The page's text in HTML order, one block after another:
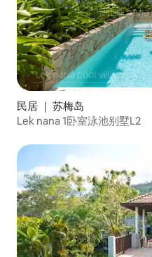
民居 ｜ 苏梅岛
Lek nana 1卧室泳池别墅L2